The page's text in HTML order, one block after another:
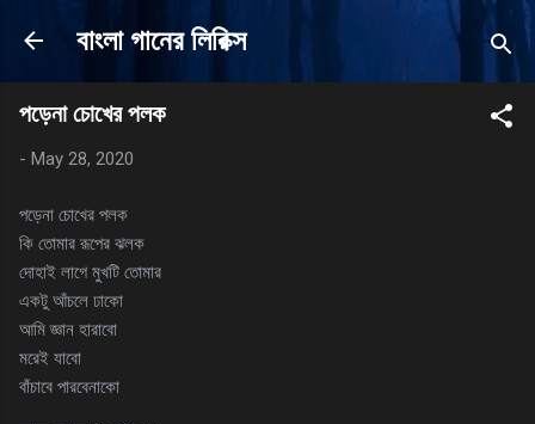
Skip to main content
বাংলা গানের লিরিক্স
পড়েনা চোখের পলক
- May 28, 2020
পড়েনা চোখের পলক
কি তোমার রূপের ঝলক
দোহাই লাগে মুখটি তোমার
একটু আঁচলে ঢাকো
আমি জ্ঞান হারাবো
মরেই যাবো
বাঁচাবে পারবেনাকো